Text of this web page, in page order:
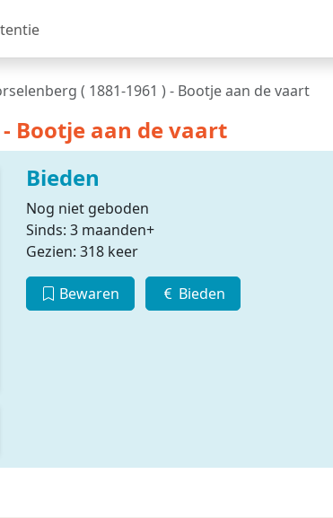
( 1881-1961 ) - Bootje aan de vaart
Bootje aan de vaart
Bieden
Nog niet geboden
Sinds: 3 maanden+
Gezien: 318 keer
Bewaren Bieden